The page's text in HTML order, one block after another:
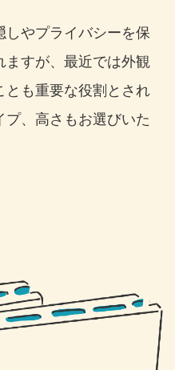
しやプライバシーを保
すが、最近では外観
とも重要な役割とされ
、高さもお選びいた